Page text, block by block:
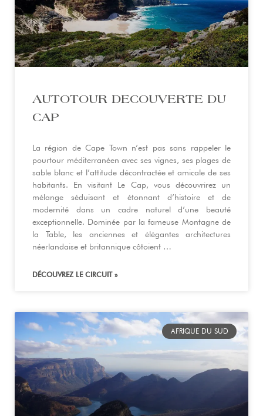
AUTOTOUR DECOUVERTE DU
CAP
La région de Cape Town n’est pas sans rappeler le
pourtour méditerranéen avec ses vignes, ses plages de
sable blanc et l’attitude décontractée et amicale de ses
habitants. En visitant Le Cap, vous découvrirez un
mélange séduisant et étonnant d’histoire et de
modernité dans un cadre naturel d’une beauté
exceptionnelle. Dominée par la fameuse Montagne de
la Table, les anciennes et élégantes architectures
néerlandaise et britannique côtoient …
DÉCOUVREZ LE CIRCUIT »
AFRIQUE DU SUD